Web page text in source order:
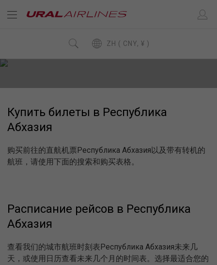
ZH ( CNY, ¥ )
Купить билеты в Республика
Абхазия
购买前往的直航机票Республика Абхазия以及带有转机的
航班，请使用下面的搜索和购买表格。
Расписание рейсов в Республика
Абхазия
查看我们的城市航班时刻表Республика Абхазия未来几
天，或使用日历查看未来几个月的时间表。选择最适合您的